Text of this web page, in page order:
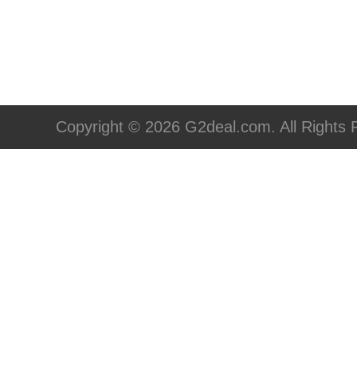
Copyright © 2026 G2deal.com. All Rights